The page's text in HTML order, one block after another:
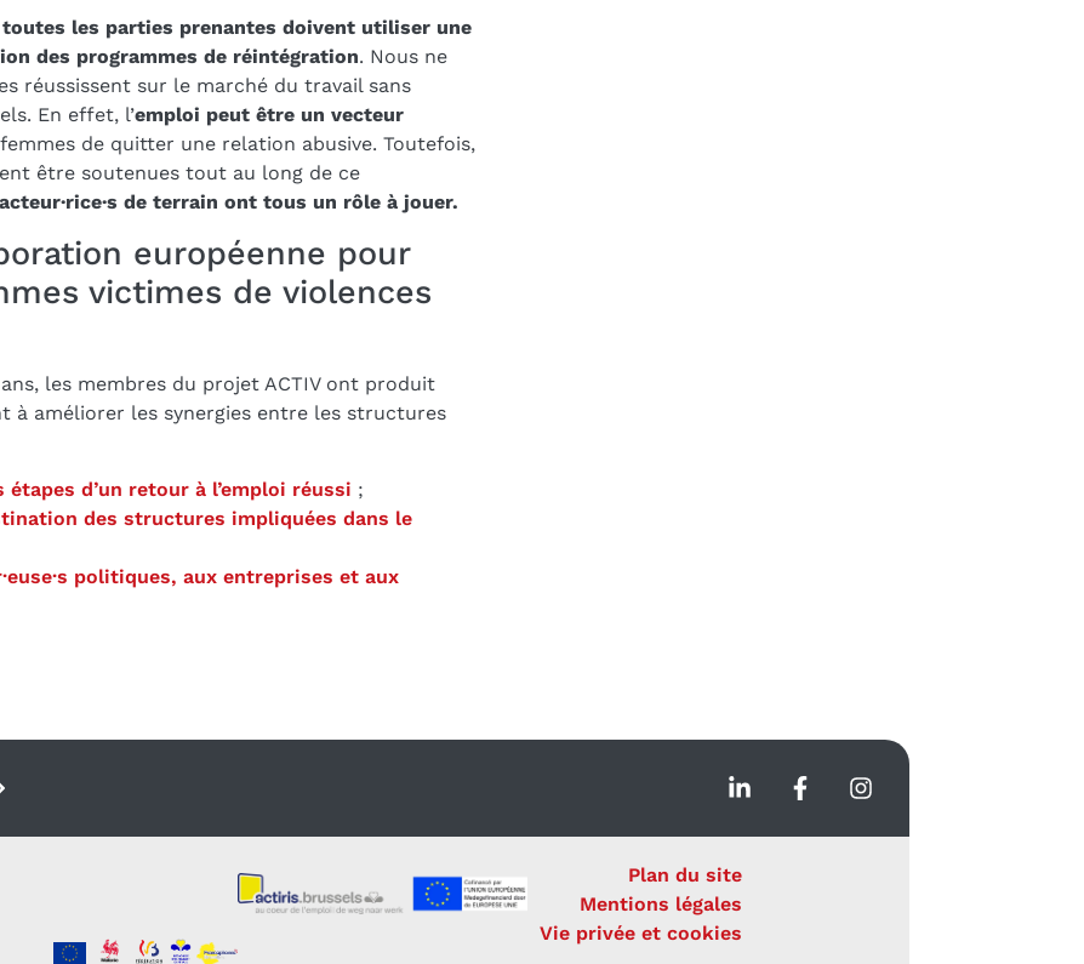
toutes les parties prenantes doivent utiliser une
des programmes de réintégration. Nous ne
réussissent sur le marché du travail sans
En effet, l’emploi peut être un vecteur
de quitter une relation abusive. Toutefois,
être soutenues tout au long de ce
de terrain ont tous un rôle à jouer.
européenne pour
victimes de violences
les membres du projet ACTIV ont produit
à améliorer les synergies entre les structures
d’un retour à l’emploi réussi ;
des structures impliquées dans le
politiques, aux entreprises et aux
Plan du site
Mentions légales
Vie privée et cookies